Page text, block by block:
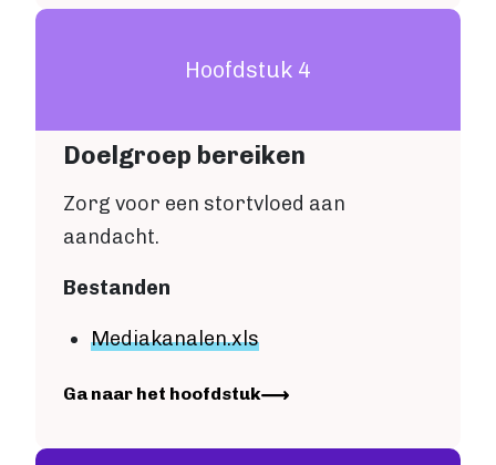
Hoofdstuk 4
Doelgroep bereiken
Zorg voor een stortvloed aan
aandacht.
Bestanden
Mediakanalen.xls
Image
Ga naar het hoofdstuk